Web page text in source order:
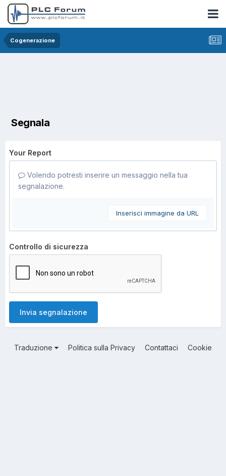
Cogenerazione
Segnala
Your Report
Volendo potresti inserire un messaggio nella tua
segnalazione.
Inserisci immagine da URL
Controllo di sicurezza
Invia segnalazione
Traduzione Politica sulla Privacy Contattaci Cookie